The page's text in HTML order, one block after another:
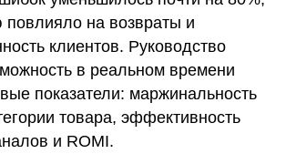
повлияло на возвраты и
клиентов. Руководство
в реальном времени
показатели: маржинальность
товара, эффективность
и ROMI.